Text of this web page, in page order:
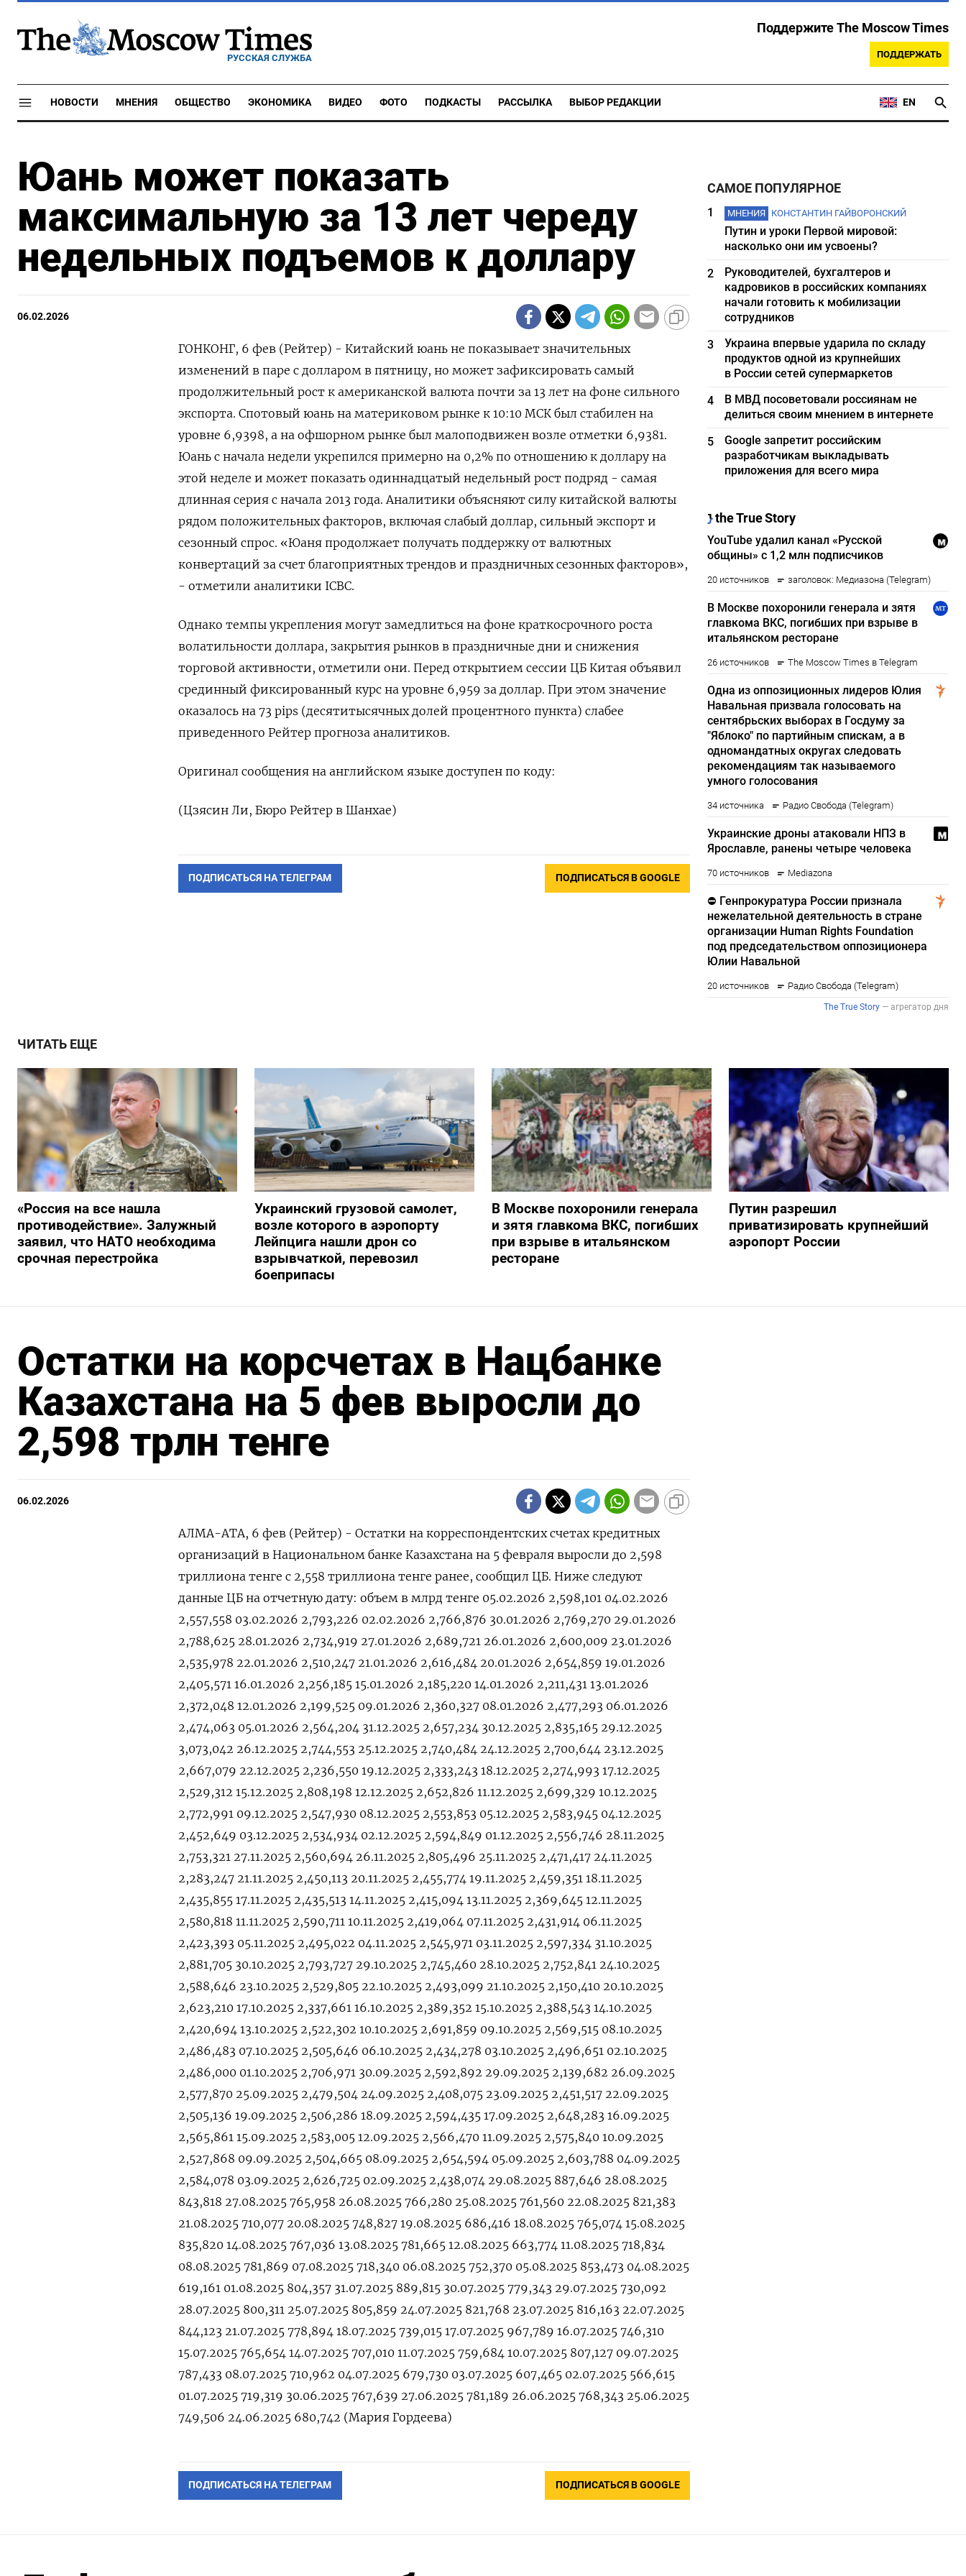
РУССКАЯ СЛУЖБА
Поддержите The Moscow Times
ПОДДЕРЖАТЬ
НОВОСТИ МНЕНИЯ ОБЩЕСТВО ЭКОНОМИКА ВИДЕО ФОТО ПОДКАСТЫ РАССЫЛКА ВЫБОР РЕДАКЦИИ EN
Юань может показать
максимальную за 13 лет череду
недельных подъемов к доллару
06.02.2026
ГОНКОНГ, 6 фев (Рейтер) - Китайский юань не показывает значительных
изменений в паре с долларом в пятницу, но ⁠может зафиксировать самый
продолжительный рост к американской валюта почти за 13 лет на фоне сильного
экспорта. Спотовый юань на материковом ⁠рынке к 10:​10 МСК был стабилен ⁠на
уровне​ 6,9398, а на офшорном рынке был малоподвижен ⁠возле отметки 6,9381.
Юань с начала недели укрепился примерно ‌на 0,2% по отношению к доллару ‍на
этой неделе и может показать ‌одиннадцатый недельный рост подряд - самая
длинная серия с ​начала 2013 года. Аналитики объясняют силу китайской валюты
рядом положительных факторов, включая слабый доллар, сильный экспорт ⁠и
сезонный спрос. «Юаня ‍продолжает получать поддержку от валютных
конвертаций за счет ‌благоприятных трендов и праздничных сезонных факторов»,
- отметили аналитики ICBC.
Однако темпы укрепления могут замедлиться на фоне краткосрочного роста
волатильности доллара, закрытия рынков в праздничные дни и снижения
торговой активности, отметили они. Перед открытием сессии ЦБ ‍Китая объявил
срединный ‍фиксированный курс на уровне 6,959 за доллар. При этом значение
оказалось ‍на 73 pips (десятитысячных долей процентного пункта) слабее
приведенного Рейтер прогноза аналитиков.
Оригинал сообщения на английском ⁠языке доступен по коду:
(Цзясин Ли, Бюро Рейтер в Шанхае)
ПОДПИСАТЬСЯ НА ТЕЛЕГРАМ ПОДПИСАТЬСЯ В GOOGLE
САМОЕ ПОПУЛЯРНОЕ
1 МНЕНИЯ КОНСТАНТИН ГАЙВОРОНСКИЙ
Путин и уроки Первой мировой:
насколько они им усвоены?
2
Руководителей, бухгалтеров и
кадровиков в российских компаниях
начали готовить к мобилизации
сотрудников
3
Украина впервые ударила по складу
продуктов одной из крупнейших
в России сетей супермаркетов
4
В МВД посоветовали россиянам не
делиться своим мнением в интернете
5
Google запретит российским
разработчикам выкладывать
приложения для всего мира
ЧИТАТЬ ЕЩЕ
«Россия на все нашла
противодействие». Залужный
заявил, что НАТО необходима
срочная перестройка
Украинский грузовой самолет,
возле которого в аэропорту
Лейпцига нашли дрон со
взрывчаткой, перевозил
боеприпасы
В Москве похоронили генерала
и зятя главкома ВКС, погибших
при взрыве в итальянском
ресторане
Путин разрешил
приватизировать крупнейший
аэропорт России
Остатки на корсчетах в Нацбанке
Казахстана на 5 фев выросли до
2,598 трлн тенге
06.02.2026
АЛМА-АТА, 6 фев (Рейтер) - ⁠Остатки на корреспондентских счетах кредитных
⁠организаций ​в ⁠Национальном ⁠банке Казахстана ‌на 5 ‍февраля ‌выросли до ​2,598
триллиона тенге ⁠с ‍2,558 триллиона тенге ‌ранее, сообщил ЦБ. Ниже следуют
‍данные ‍ЦБ на ‍отчетную дату: объем в млрд ⁠тенге 05.02.2026 2,598,101 04.02.2026
2,557,558 03.02.2026 2,793,226 02.02.2026 2,766,876 30.01.2026 2,769,270 29.01.2026
2,788,625 28.01.2026 2,734,919 27.01.2026 2,689,721 26.01.2026 2,600,009 23.01.2026
2,535,978 22.01.2026 2,510,247 21.01.2026 2,616,484 20.01.2026 2,654,859 19.01.2026
2,405,571 16.01.2026 2,256,185 15.01.2026 2,185,220 14.01.2026 2,211,431 13.01.2026
2,372,048 12.01.2026 2,199,525 09.01.2026 2,360,327 08.01.2026 2,477,293 06.01.2026
2,474,063 05.01.2026 2,564,204 31.12.2025 2,657,234 30.12.2025 2,835,165 29.12.2025
3,073,042 26.12.2025 2,744,553 25.12.2025 2,740,484 24.12.2025 2,700,644 23.12.2025
2,667,079 22.12.2025 2,236,550 19.12.2025 2,333,243 18.12.2025 2,274,993 17.12.2025
2,529,312 15.12.2025 2,808,198 12.12.2025 2,652,826 11.12.2025 2,699,329 10.12.2025
2,772,991 09.12.2025 2,547,930 08.12.2025 2,553,853 05.12.2025 2,583,945 04.12.2025
2,452,649 03.12.2025 2,534,934 02.12.2025 2,594,849 01.12.2025 2,556,746 28.11.2025
2,753,321 27.11.2025 2,560,694 26.11.2025 2,805,496 25.11.2025 2,471,417 24.11.2025
2,283,247 21.11.2025 2,450,113 20.11.2025 2,455,774 19.11.2025 2,459,351 18.11.2025
2,435,855 17.11.2025 2,435,513 14.11.2025 2,415,094 13.11.2025 2,369,645 12.11.2025
2,580,818 11.11.2025 2,590,711 10.11.2025 2,419,064 07.11.2025 2,431,914 06.11.2025
2,423,393 05.11.2025 2,495,022 04.11.2025 2,545,971 03.11.2025 2,597,334 31.10.2025
2,881,705 30.10.2025 2,793,727 29.10.2025 2,745,460 28.10.2025 2,752,841 24.10.2025
2,588,646 23.10.2025 2,529,805 22.10.2025 2,493,099 21.10.2025 2,150,410 20.10.2025
2,623,210 17.10.2025 2,337,661 16.10.2025 2,389,352 15.10.2025 2,388,543 14.10.2025
2,420,694 13.10.2025 2,522,302 10.10.2025 2,691,859 09.10.2025 2,569,515 08.10.2025
2,486,483 07.10.2025 2,505,646 06.10.2025 2,434,278 03.10.2025 2,496,651 02.10.2025
2,486,000 01.10.2025 2,706,971 30.09.2025 2,592,892 29.09.2025 2,139,682 26.09.2025
2,577,870 25.09.2025 2,479,504 24.09.2025 2,408,075 23.09.2025 2,451,517 22.09.2025
2,505,136 19.09.2025 2,506,286 18.09.2025 2,594,435 17.09.2025 2,648,283 16.09.2025
2,565,861 15.09.2025 2,583,005 12.09.2025 2,566,470 11.09.2025 2,575,840 10.09.2025
2,527,868 09.09.2025 2,504,665 08.09.2025 2,654,594 05.09.2025 2,603,788 04.09.2025
2,584,078 03.09.2025 2,626,725 02.09.2025 2,438,074 29.08.2025 887,646 28.08.2025
843,818 27.08.2025 765,958 26.08.2025 766,280 25.08.2025 761,560 22.08.2025 821,383
21.08.2025 710,077 20.08.2025 748,827 19.08.2025 686,416 18.08.2025 765,074 15.08.2025
835,820 14.08.2025 767,036 13.08.2025 781,665 12.08.2025 663,774 11.08.2025 718,834
08.08.2025 781,869 07.08.2025 718,340 06.08.2025 752,370 05.08.2025 853,473 04.08.2025
619,161 01.08.2025 804,357 31.07.2025 889,815 30.07.2025 779,343 29.07.2025 730,092
28.07.2025 800,311 25.07.2025 805,859 24.07.2025 821,768 23.07.2025 816,163 22.07.2025
844,123 21.07.2025 778,894 18.07.2025 739,015 17.07.2025 967,789 16.07.2025 746,310
15.07.2025 765,654 14.07.2025 707,010 11.07.2025 759,684 10.07.2025 807,127 09.07.2025
787,433 08.07.2025 710,962 04.07.2025 679,730 03.07.2025 607,465 02.07.2025 566,615
01.07.2025 719,319 30.06.2025 767,639 27.06.2025 781,189 26.06.2025 768,343 25.06.2025
749,506 24.06.2025 680,742 (Мария Гордеева)
ПОДПИСАТЬСЯ НА ТЕЛЕГРАМ ПОДПИСАТЬСЯ В GOOGLE